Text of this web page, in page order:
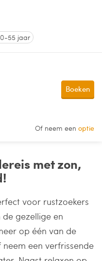
55 jaar
Boeken
Of neem een optie
met zon,
voor rustzoekers
gezellige en
op één van de
een verfrissende